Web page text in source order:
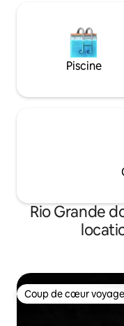
Piscine
Rio Grande
Coup de cœur
Coup de cœur